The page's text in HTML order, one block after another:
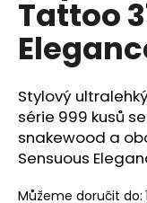
Tattoo
Stylový
série 999 kusů
snakewood a
Sensuous
Můžeme doručit do:
D
o
p
o
u